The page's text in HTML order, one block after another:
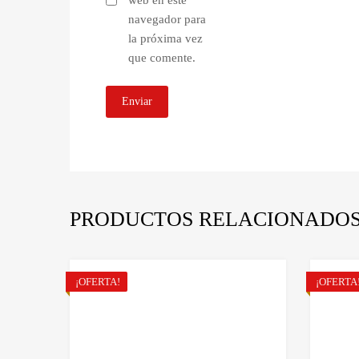
navegador para
la próxima vez
que comente.
PRODUCTOS
¡OFERTA! ¡OFERTA!